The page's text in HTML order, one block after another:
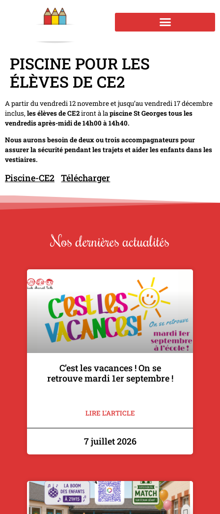
PISCINE POUR LES
ÉLÈVES DE CE2
A partir du vendredi 12 novembre et jusqu’au vendredi 17 décembre
inclus, les élèves de CE2iront à lapiscine StGeorges tous les
vendredis après-midi de 14h00 à 14h40.
Nous aurons besoin de deux ou trois accompagnateurs pour
assurer la sécurité pendant les trajets et aider les enfants dans les
vestiaires.
Piscine-CE2 Télécharger
Nos dernières actualités
C’est les vacances ! On se
retrouve mardi 1er septembre !
LIRE L'ARTICLE
7 juillet 2026